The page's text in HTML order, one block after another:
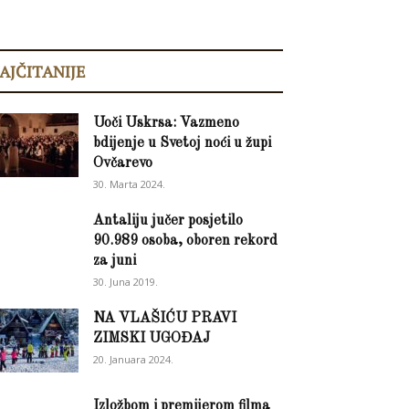
Uoči Uskrsa: Vazmeno
bdijenje u Svetoj noći u župi
Ovčarevo
30. Marta 2024.
Antaliju jučer posjetilo
90.989 osoba, oboren rekord
za juni
30. Juna 2019.
NA VLAŠIĆU PRAVI
ZIMSKI UGOĐAJ
20. Januara 2024.
Izložbom i premijerom filma